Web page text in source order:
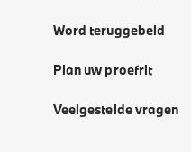
Word teruggebeld
Plan uw proefrit
Veelgestelde vragen